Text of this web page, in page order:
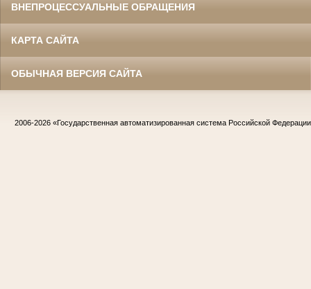
ВНЕПРОЦЕССУАЛЬНЫЕ ОБРАЩЕНИЯ
КАРТА САЙТА
ОБЫЧНАЯ ВЕРСИЯ САЙТА
2006-2026 «Государственная автоматизированная система Российской